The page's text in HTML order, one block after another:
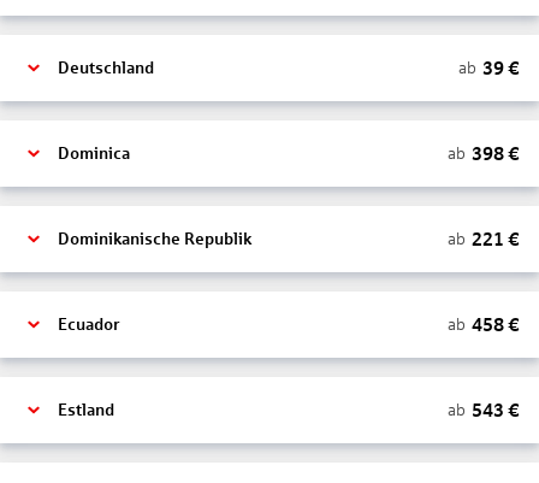
Deutschland ab 39€
Dominica ab 398€
Dominikanische Republik ab 221 €
Ecuador ab 458€
Estland ab 543 €